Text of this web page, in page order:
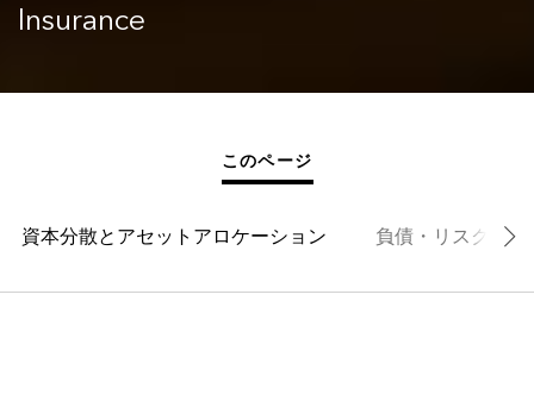
Insurance
このページ
資本分散とアセットアロケーション 負債・リスク管理